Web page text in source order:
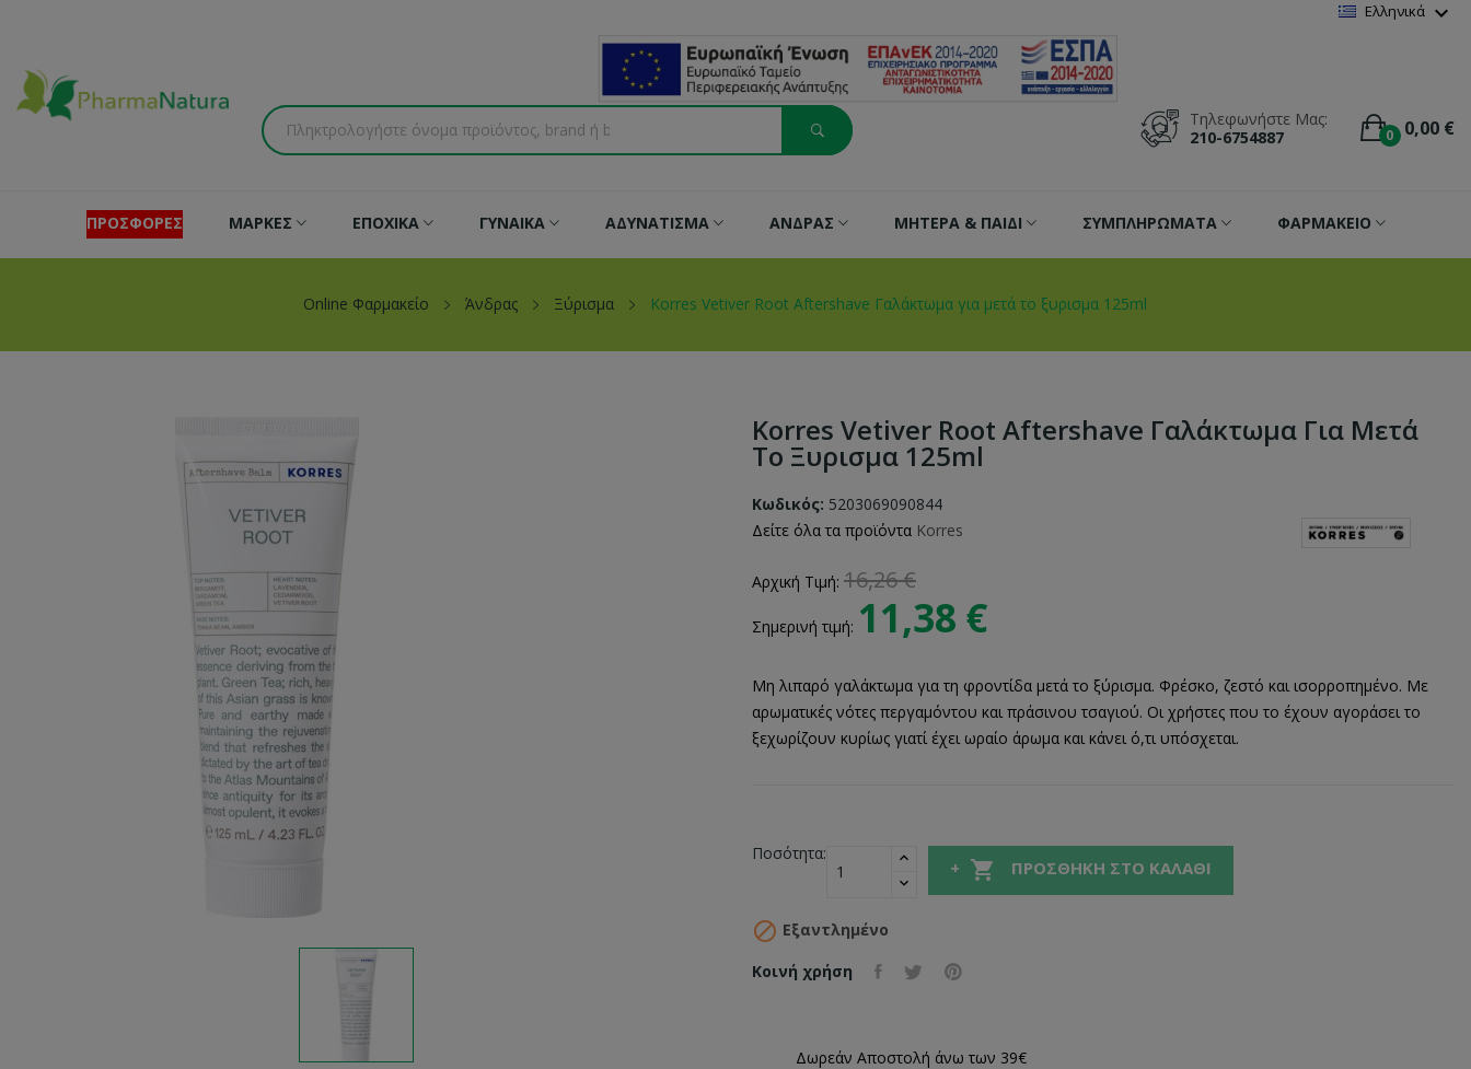
Ελληνικά expand_more
0 0,00 €
Τηλεφωνήστε Μας:
210-6754887
ΠΡΟΣΦΟΡΕΣ ΜΑΡΚΕΣ ΕΠΟΧΙΚΑ ΓΥΝΑΙΚΑ ΑΔΥΝΑΤΙΣΜΑ ΑΝΔΡΑΣ ΜΗΤΕΡΑ & ΠΑΙΔΙ ΣΥΜΠΛΗΡΩΜΑΤΑ ΦΑΡΜΑΚΕΙΟ
Online Φαρμακείο Άνδρας Ξύρισμα Korres Vetiver Root Aftershave Γαλάκτωμα για μετά το ξυρισμα 125ml
Korres Vetiver Root Aftershave Γαλάκτωμα Για Μετά
Το Ξυρισμα 125ml
Κωδικός: 5203069090844
Δείτε όλα τα προϊόντα Korres
Αρχική Τιμή: 16,26 €
Σημερινή τιμή: 11,38 €
Μη λιπαρό γαλάκτωμα για τη φροντίδα μετά το ξύρισμα. Φρέσκο, ζεστό και ισορροπημένο. Με
αρωματικές νότες περγαμόντου και πράσινου τσαγιού. Οι χρήστες που το έχουν αγοράσει το
ξεχωρίζουν κυρίως γιατί έχει ωραίο άρωμα και κάνει ό,τι υπόσχεται.
Ποσότητα:
 ΠΡΟΣΘΉΚΗ ΣΤΟ ΚΑΛΆΘΙ
 Εξαντλημένο
Κοινή χρήση
Δωρεάν Αποστολή άνω των 39€